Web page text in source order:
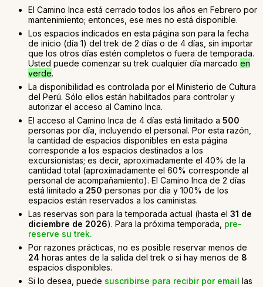
El Camino Inca está cerrado todos los años en Febrero por
mantenimiento; entonces, ese mes no está disponible.
Los espacios indicados en esta página son para la fecha
de inicio (día 1) del trek de 2 días o de 4 días, sin importar
que los otros días estén completos o fuera de temporada.
Usted puede comenzar su trek cualquier día marcado en
verde.
La disponibilidad es controlada por el Ministerio de Cultura
del Perú. Sólo ellos están habilitados para controlar y
autorizar el acceso al Camino Inca.
El acceso al Camino Inca de 4 días está limitado a 500
personas por día, incluyendo el personal. Por esta razón,
la cantidad de espacios disponibles en esta página
corresponde a los espacios destinados a los
excursionistas; es decir, aproximadamente el 40% de la
cantidad total (aproximadamente el 60% corresponde al
personal de acompañamiento). El Camino Inca de 2 días
está limitado a 250 personas por día y 100% de los
espacios están reservados a los caministas.
Las reservas son para la temporada actual (hasta el 31 de
diciembre de 2026). Para la próxima temporada, pre-
reserve su trek.
Por razones prácticas, no es posible reservar menos de
24 horas antes de la salida del trek o si hay menos de 8
espacios disponibles.
Si lo desea, puede suscribirse para recibir por email las